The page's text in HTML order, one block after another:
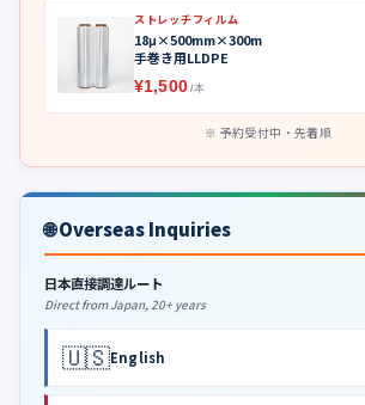
ストレッチフィルム
18μ×500mm×300m
手巻き用LLDPE
¥1,500 /本
予約受付中・先着順
🌐 Overseas Inquiries
日本直接調達ルート
Direct from Japan, 20+ years
🇺🇸English